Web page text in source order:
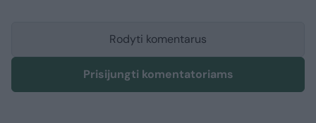
Rodyti komentarus
Prisijungti komentatoriams